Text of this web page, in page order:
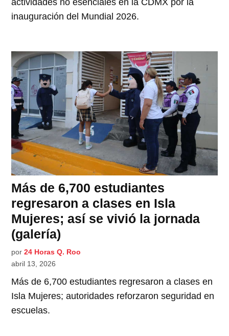
inauguración del Mundial 2026.
Más de 6,700 estudiantes
regresaron a clases en Isla
Mujeres; así se vivió la jornada
(galería)
por 24 Horas Q. Roo
abril 13, 2026
Más de 6,700 estudiantes regresaron a clases en
Isla Mujeres; autoridades reforzaron seguridad en
escuelas.